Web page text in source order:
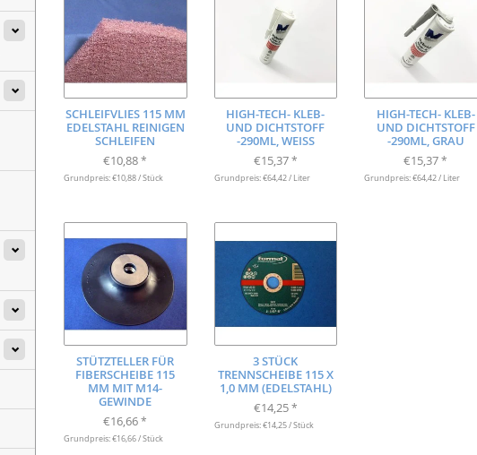
SCHLEIFVLIES 115 MM
EDELSTAHL REINIGEN
SCHLEIFEN
€10,88*
Grundpreis: €10,88 / Stück
HIGH-TECH- KLEB-
UND DICHTSTOFF
-290ML, WEISS
€15,37 *
Grundpreis: €64,42 / Liter
HIGH-TECH- KLEB-
UND DICHTSTOFF
-290ML, GRAU
€15,37*
Grundpreis: €64,42 / Liter
STÜTZTELLER FÜR
FIBERSCHEIBE 115
MM MIT M14-
GEWINDE
€16,66*
Grundpreis: €16,66 / Stück
3 STÜCK
TRENNSCHEIBE 115 X
1,0 MM (EDELSTAHL)
€14,25 *
Grundpreis: €14,25 / Stück